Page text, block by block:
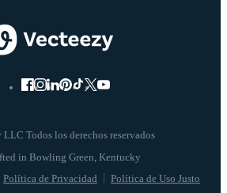
Todos los derechos reservados
Política de Privacidad Política de Uso Justo